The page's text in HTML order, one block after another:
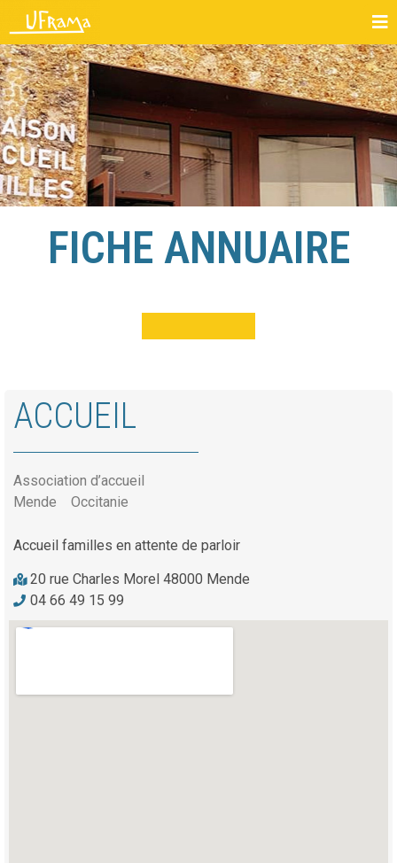
FICHE ANNUAIRE
ACCUEIL
Association d’accueil
Mende
Occitanie
Accueil familles en attente de parloir
20 rue Charles Morel 48000 Mende
04 66 49 15 99